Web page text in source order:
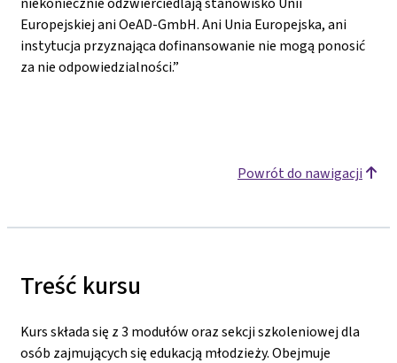
Europejskiej ani OeAD-GmbH. Ani Unia Europejska, ani
instytucja przyznająca dofinansowanie nie mogą ponosić
za nie odpowiedzialności.”
Powrót do nawigacji
Treść kursu
Kurs składa się z 3 modułów oraz sekcji szkoleniowej dla
osób zajmujących się edukacją młodzieży. Obejmuje